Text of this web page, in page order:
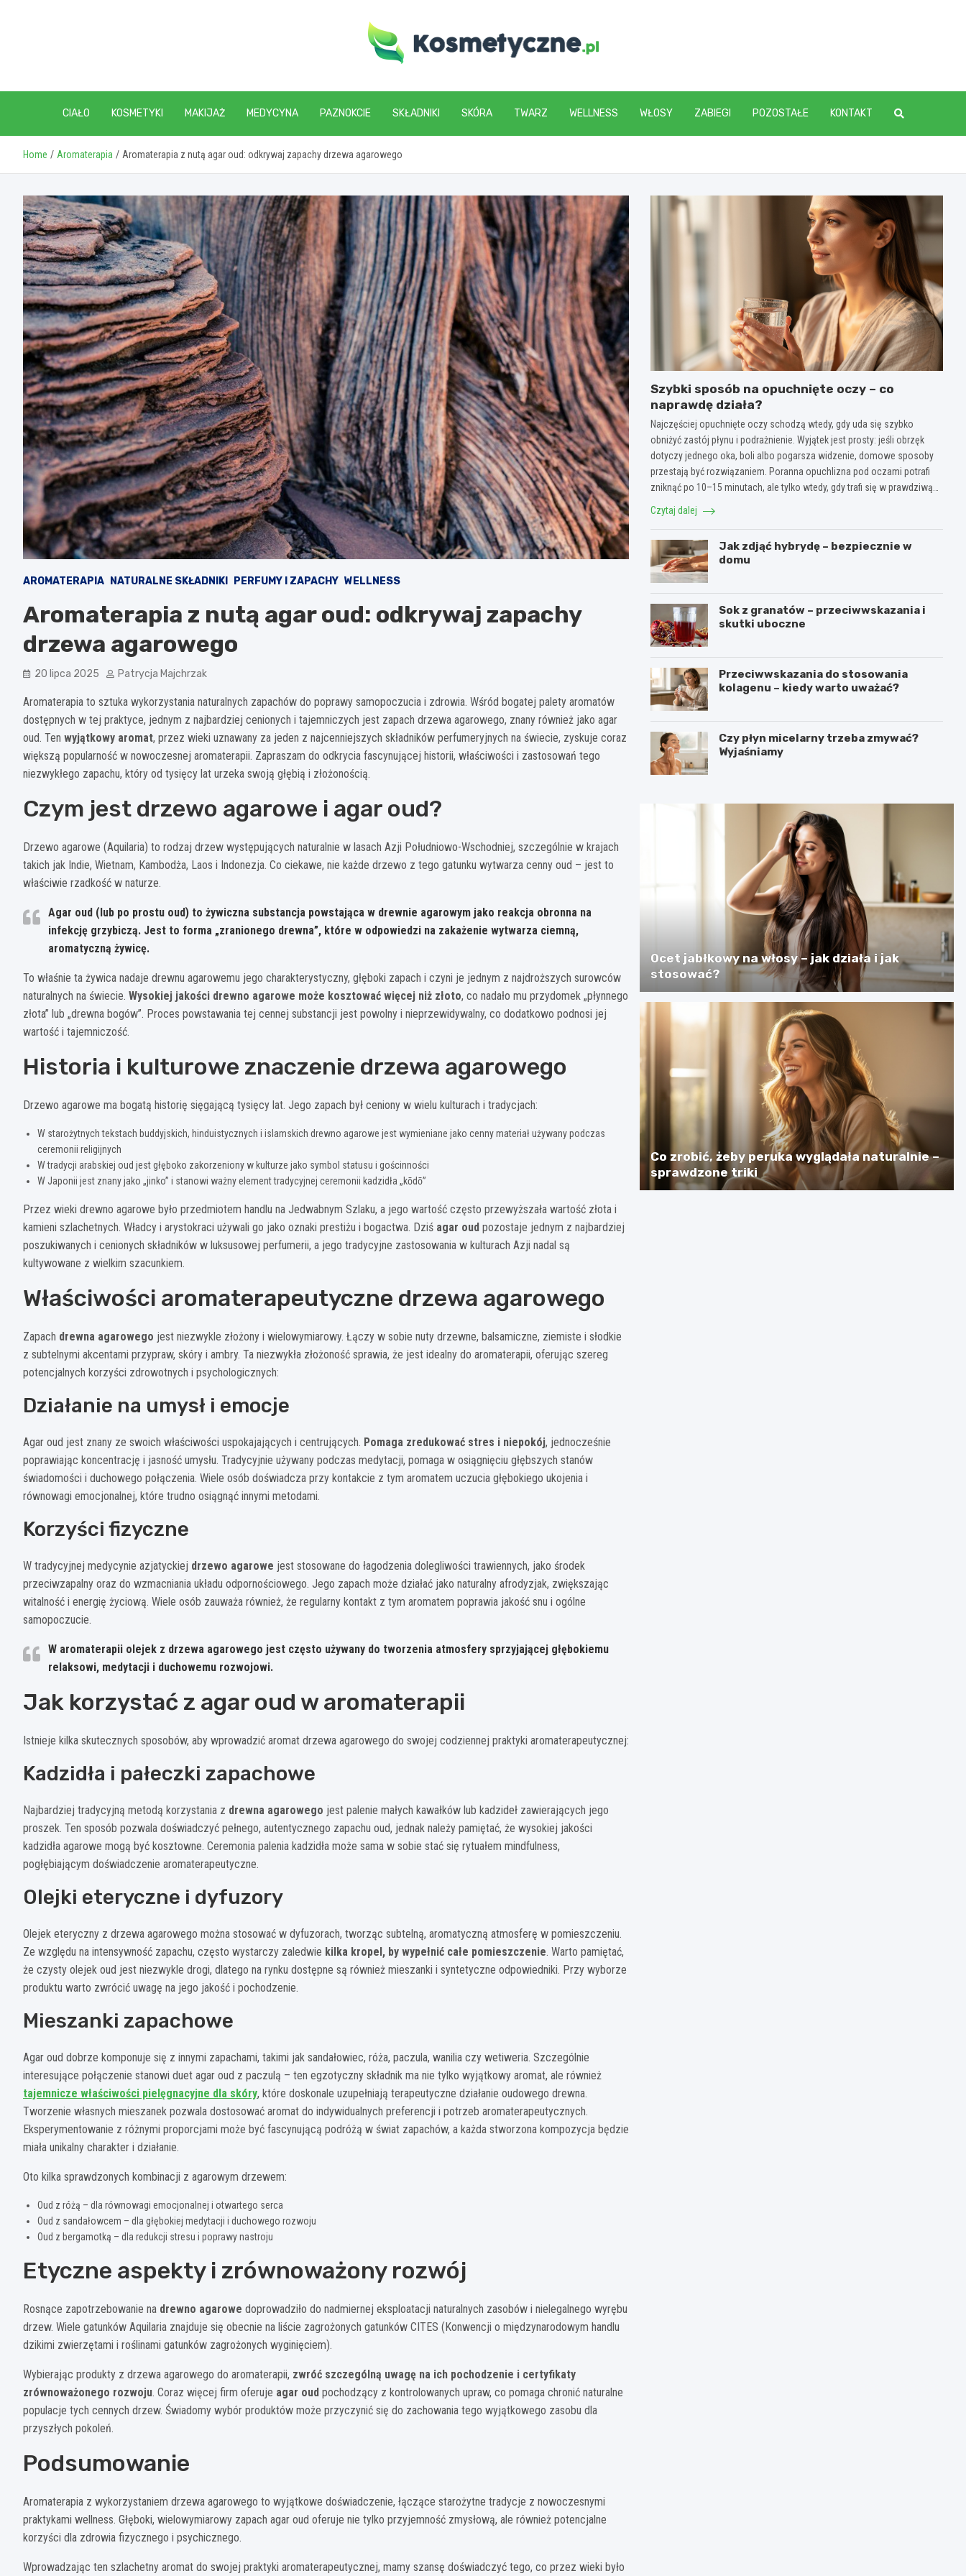
www.kosmetyczne.pl
CIAŁO KOSMETYKI MAKIJAŻ MEDYCYNA PAZNOKCIE SKŁADNIKI SKÓRA TWARZ WELLNESS WŁOSY ZABIEGI POZOSTAŁE KONTAKT
Home Aromaterapia Aromaterapia z nutą agar oud: odkrywaj zapachy drzewa agarowego
AROMATERAPIA NATURALNE SKŁADNIKI PERFUMY I ZAPACHY WELLNESS
Aromaterapia z nutą agar oud: odkrywaj zapachy
drzewa agarowego
20 lipca 2025 Patrycja Majchrzak
Aromaterapia to sztuka wykorzystania naturalnych zapachów do poprawy samopoczucia i zdrowia. Wśród bogatej palety aromatów
dostępnych w tej praktyce, jednym z najbardziej cenionych i tajemniczych jest zapach drzewa agarowego, znany również jako agar
oud. Ten wyjątkowy aromat, przez wieki uznawany za jeden z najcenniejszych składników perfumeryjnych na świecie, zyskuje coraz
większą popularność w nowoczesnej aromaterapii. Zapraszam do odkrycia fascynującej historii, właściwości i zastosowań tego
niezwykłego zapachu, który od tysięcy lat urzeka swoją głębią i złożonością.
Czym jest drzewo agarowe i agar oud?
Drzewo agarowe (Aquilaria) to rodzaj drzew występujących naturalnie w lasach Azji Południowo-Wschodniej, szczególnie w krajach
takich jak Indie, Wietnam, Kambodża, Laos i Indonezja. Co ciekawe, nie każde drzewo z tego gatunku wytwarza cenny oud – jest to
właściwie rzadkość w naturze.
Agar oud (lub po prostu oud) to żywiczna substancja powstająca w drewnie agarowym jako reakcja obronna na
infekcję grzybiczą. Jest to forma „zranionego drewna”, które w odpowiedzi na zakażenie wytwarza ciemną,
aromatyczną żywicę.
To właśnie ta żywica nadaje drewnu agarowemu jego charakterystyczny, głęboki zapach i czyni je jednym z najdroższych surowców
naturalnych na świecie. Wysokiej jakości drewno agarowe może kosztować więcej niż złoto, co nadało mu przydomek „płynnego
złota” lub „drewna bogów”. Proces powstawania tej cennej substancji jest powolny i nieprzewidywalny, co dodatkowo podnosi jej
wartość i tajemniczość.
Historia i kulturowe znaczenie drzewa agarowego
Drzewo agarowe ma bogatą historię sięgającą tysięcy lat. Jego zapach był ceniony w wielu kulturach i tradycjach:
W starożytnych tekstach buddyjskich, hinduistycznych i islamskich drewno agarowe jest wymieniane jako cenny materiał używany podczas
ceremonii religijnych
W tradycji arabskiej oud jest głęboko zakorzeniony w kulturze jako symbol statusu i gościnności
W Japonii jest znany jako „jinko” i stanowi ważny element tradycyjnej ceremonii kadzidła „kōdō”
Przez wieki drewno agarowe było przedmiotem handlu na Jedwabnym Szlaku, a jego wartość często przewyższała wartość złota i
kamieni szlachetnych. Władcy i arystokraci używali go jako oznaki prestiżu i bogactwa. Dziś agar oud pozostaje jednym z najbardziej
poszukiwanych i cenionych składników w luksusowej perfumerii, a jego tradycyjne zastosowania w kulturach Azji nadal są
kultywowane z wielkim szacunkiem.
Właściwości aromaterapeutyczne drzewa agarowego
Zapach drewna agarowego jest niezwykle złożony i wielowymiarowy. Łączy w sobie nuty drzewne, balsamiczne, ziemiste i słodkie
z subtelnymi akcentami przypraw, skóry i ambry. Ta niezwykła złożoność sprawia, że jest idealny do aromaterapii, oferując szereg
potencjalnych korzyści zdrowotnych i psychologicznych:
Działanie na umysł i emocje
Agar oud jest znany ze swoich właściwości uspokajających i centrujących. Pomaga zredukować stres i niepokój, jednocześnie
poprawiając koncentrację i jasność umysłu. Tradycyjnie używany podczas medytacji, pomaga w osiągnięciu głębszych stanów
świadomości i duchowego połączenia. Wiele osób doświadcza przy kontakcie z tym aromatem uczucia głębokiego ukojenia i
równowagi emocjonalnej, które trudno osiągnąć innymi metodami.
Korzyści fizyczne
W tradycyjnej medycynie azjatyckiej drzewo agarowe jest stosowane do łagodzenia dolegliwości trawiennych, jako środek
przeciwzapalny oraz do wzmacniania układu odpornościowego. Jego zapach może działać jako naturalny afrodyzjak, zwiększając
witalność i energię życiową. Wiele osób zauważa również, że regularny kontakt z tym aromatem poprawia jakość snu i ogólne
samopoczucie.
W aromaterapii olejek z drzewa agarowego jest często używany do tworzenia atmosfery sprzyjającej głębokiemu
relaksowi, medytacji i duchowemu rozwojowi.
Jak korzystać z agar oud w aromaterapii
Istnieje kilka skutecznych sposobów, aby wprowadzić aromat drzewa agarowego do swojej codziennej praktyki aromaterapeutycznej:
Kadzidła i pałeczki zapachowe
Najbardziej tradycyjną metodą korzystania z drewna agarowego jest palenie małych kawałków lub kadzideł zawierających jego
proszek. Ten sposób pozwala doświadczyć pełnego, autentycznego zapachu oud, jednak należy pamiętać, że wysokiej jakości
kadzidła agarowe mogą być kosztowne. Ceremonia palenia kadzidła może sama w sobie stać się rytuałem mindfulness,
pogłębiającym doświadczenie aromaterapeutyczne.
Olejki eteryczne i dyfuzory
Olejek eteryczny z drzewa agarowego można stosować w dyfuzorach, tworząc subtelną, aromatyczną atmosferę w pomieszczeniu.
Ze względu na intensywność zapachu, często wystarczy zaledwie kilka kropel, by wypełnić całe pomieszczenie. Warto pamiętać,
że czysty olejek oud jest niezwykle drogi, dlatego na rynku dostępne są również mieszanki i syntetyczne odpowiedniki. Przy wyborze
produktu warto zwrócić uwagę na jego jakość i pochodzenie.
Mieszanki zapachowe
Agar oud dobrze komponuje się z innymi zapachami, takimi jak sandałowiec, róża, paczula, wanilia czy wetiweria. Szczególnie
interesujące połączenie stanowi duet agar oud z paczulą – ten egzotyczny składnik ma nie tylko wyjątkowy aromat, ale również
tajemnicze właściwości pielęgnacyjne dla skóry, które doskonale uzupełniają terapeutyczne działanie oudowego drewna.
Tworzenie własnych mieszanek pozwala dostosować aromat do indywidualnych preferencji i potrzeb aromaterapeutycznych.
Eksperymentowanie z różnymi proporcjami może być fascynującą podróżą w świat zapachów, a każda stworzona kompozycja będzie
miała unikalny charakter i działanie.
Oto kilka sprawdzonych kombinacji z agarowym drzewem:
Oud z różą – dla równowagi emocjonalnej i otwartego serca
Oud z sandałowcem – dla głębokiej medytacji i duchowego rozwoju
Oud z bergamotką – dla redukcji stresu i poprawy nastroju
Etyczne aspekty i zrównoważony rozwój
Rosnące zapotrzebowanie na drewno agarowe doprowadziło do nadmiernej eksploatacji naturalnych zasobów i nielegalnego wyrębu
drzew. Wiele gatunków Aquilaria znajduje się obecnie na liście zagrożonych gatunków CITES (Konwencji o międzynarodowym handlu
dzikimi zwierzętami i roślinami gatunków zagrożonych wyginięciem).
Wybierając produkty z drzewa agarowego do aromaterapii, zwróć szczególną uwagę na ich pochodzenie i certyfikaty
zrównoważonego rozwoju. Coraz więcej firm oferuje agar oud pochodzący z kontrolowanych upraw, co pomaga chronić naturalne
populacje tych cennych drzew. Świadomy wybór produktów może przyczynić się do zachowania tego wyjątkowego zasobu dla
przyszłych pokoleń.
Podsumowanie
Aromaterapia z wykorzystaniem drzewa agarowego to wyjątkowe doświadczenie, łączące starożytne tradycje z nowoczesnymi
praktykami wellness. Głęboki, wielowymiarowy zapach agar oud oferuje nie tylko przyjemność zmysłową, ale również potencjalne
korzyści dla zdrowia fizycznego i psychicznego.
Wprowadzając ten szlachetny aromat do swojej praktyki aromaterapeutycznej, mamy szansę doświadczyć tego, co przez wieki było
Szybki sposób na opuchnięte oczy – co
naprawdę działa?
Najczęściej opuchnięte oczy schodzą wtedy, gdy uda się szybko
obniżyć zastój płynu i podrażnienie. Wyjątek jest prosty: jeśli obrzęk
dotyczy jednego oka, boli albo pogarsza widzenie, domowe sposoby
przestają być rozwiązaniem. Poranna opuchlizna pod oczami potrafi
zniknąć po 10–15 minutach, ale tylko wtedy, gdy trafi się w prawdziwą…
Czytaj dalej
Jak zdjąć hybrydę – bezpiecznie w
domu
Sok z granatów – przeciwwskazania i
skutki uboczne
Przeciwwskazania do stosowania
kolagenu – kiedy warto uważać?
Czy płyn micelarny trzeba zmywać?
Wyjaśniamy
Ocet jabłkowy na włosy – jak działa i jak
stosować?
Co zrobić, żeby peruka wyglądała naturalnie –
sprawdzone triki